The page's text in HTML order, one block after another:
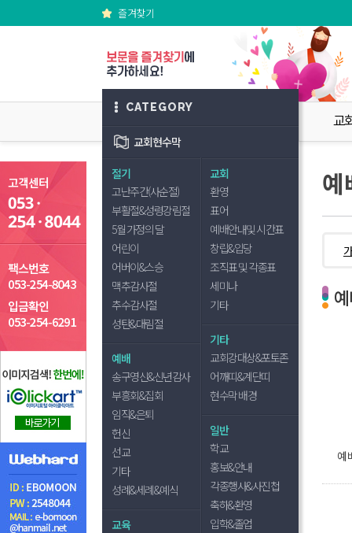
즐겨찾기
교
CATEGORY
교회현수막
절기
고난주간(사순절)
부활절&성령강림절
5월 가정의 달
어린이
어버이&스승
맥추감사절
추수감사절
성탄&대림절
예배
송구영신&신년감사
부흥회&집회
임직&은퇴
헌신
선교
기타
성례&세례&예식
교육
교회
환영
표어
예배안내및 시간표
창립&입당
조직표 및 각종표
세미나
기타
기타
교회강대상&포토존
어깨띠&계단띠
현수막 배경
일반
학교
홍보&안내
각종행사&사진첩
축하&환영
입학&졸업
예
예